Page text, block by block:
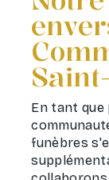
En tant
funèbres